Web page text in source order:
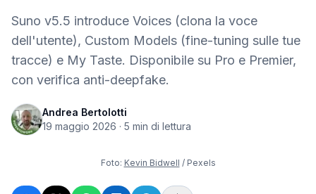
Suno v5.5 introduce Voices (clona la voce
dell'utente), Custom Models (fine-tuning sulle tue
tracce) e My Taste. Disponibile su Pro e Premier,
con verifica anti-deepfake.
Andrea Bertolotti
19 maggio 2026 · 5 min di lettura
Foto: Kevin Bidwell / Pexels